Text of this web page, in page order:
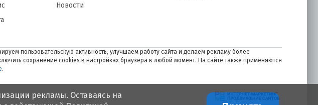
Новости
пользовательскую активность, улучшаем работу сайта и делаем рекламу более
сохранение cookies в настройках браузера в любой момент. На сайте также применяются
.
рекламы. Оставаясь на